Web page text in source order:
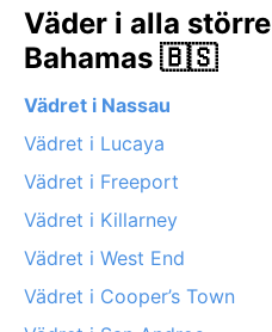
Väder i alla
Bahamas 🇧🇸
Vädret i Nassau
Vädret i Lucaya
Vädret i Freeport
Vädret i Killarney
Vädret i West End
Vädret i Cooper’s Town